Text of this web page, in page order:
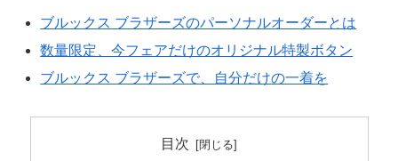
ブルックス ブラザーズのパーソナルオーダーとは
数量限定、今フェアだけのオリジナル特製ボタン
ブルックス ブラザーズで、自分だけの一着を
目次